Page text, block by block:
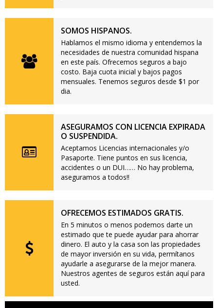
SOMOS HISPANOS.
Hablamos el mismo idioma y entendemos la
necesidades de nuestra comunidad hispana
en este país. Ofrecemos seguros a bajo
costo. Baja cuota inicial y bajos pagos
mensuales. Tenemos seguros desde $1 por
dia.
ASEGURAMOS CON LICENCIA EXPIRADA
O SUSPENDIDA.
Aceptamos Licencias internacionales y/o
Pasaporte. Tiene puntos en sus licencia,
accidentes o un DUI…… No hay problema,
aseguramos a todos!!
OFRECEMOS ESTIMADOS GRATIS.
En 5 minutos o menos podemos darte un
estimado que te puede ayudar para ahorrar
dinero. El auto y la casa son las propiedades
de mayor inversión en su vida, permítanos
ayudarle a asegurarse de la mejor manera.
Nuestros agentes de seguros están aquí para
usted.